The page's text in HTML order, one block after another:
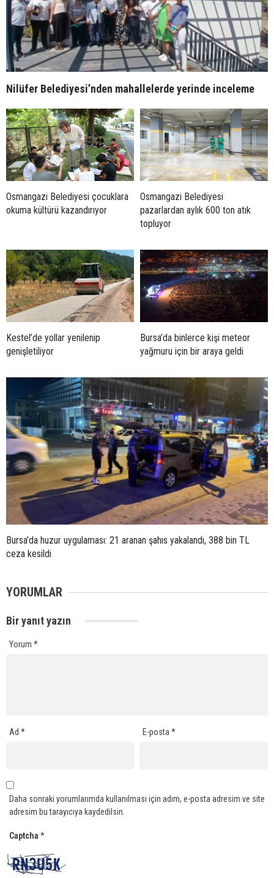
Nilüfer Belediyesi’nden mahallelerde yerinde inceleme
Osmangazi Belediyesi çocuklara
okuma kültürü kazandırıyor
Osmangazi Belediyesi
pazarlardan aylık 600 ton atık
topluyor
Kestel’de yollar yenilenip
genişletiliyor
Bursa’da binlerce kişi meteor
yağmuru için bir araya geldi
Bursa’da huzur uygulaması: 21 aranan şahıs yakalandı, 388 bin TL
ceza kesildi
YORUMLAR
Bir yanıt yazın
Yorum *
Ad * E-posta*
Daha sonraki yorumlarımda kullanılması için adım, e-posta adresim ve site
adresim bu tarayıcıya kaydedilsin.
Captcha *